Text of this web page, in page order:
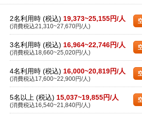
2名利用時 (税込) 19,373~25,155円/人
(消費税込21,310~27,670円/人)
3名利用時 (税込) 16,964~22,746円/人
(消費税込18,660~25,020円/人)
4名利用時 (税込) 16,000~20,819円/人
(消費税込17,600~22,900円/人)
5名以上 (税込) 15,037~19,855円/人
(消費税込16,540~21,840円/人)